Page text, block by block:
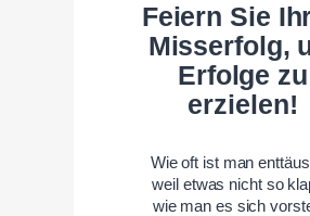
Feiern Sie
Misserfolg,
Erfolge zu
erzielen!
Wie oft ist man
weil etwas nicht so
wie man es sich